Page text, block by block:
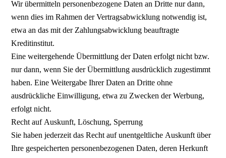
Wir übermitteln personenbezogene Daten an Dritte nur dann,
wenn dies im Rahmen der Vertragsabwicklung notwendig ist,
etwa an das mit der Zahlungsabwicklung beauftragte
Kreditinstitut.
Eine weitergehende Übermittlung der Daten erfolgt nicht bzw.
nur dann, wenn Sie der Übermittlung ausdrücklich zugestimmt
haben. Eine Weitergabe Ihrer Daten an Dritte ohne
ausdrückliche Einwilligung, etwa zu Zwecken der Werbung,
erfolgt nicht.
Recht auf Auskunft, Löschung, Sperrung
Sie haben jederzeit das Recht auf unentgeltliche Auskunft über
Ihre gespeicherten personenbezogenen Daten, deren Herkunft